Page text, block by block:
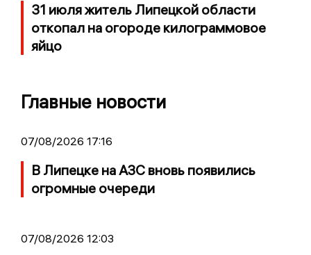
31 июля житель Липецкой области
откопал на огороде килограммовое
яйцо
Главные новости
07/08/2026 17:16
В Липецке на АЗС вновь появились
огромные очереди
07/08/2026 12:03